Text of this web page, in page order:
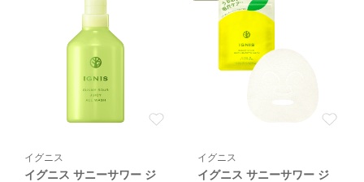
イグニス
イグニス サニーサワー ジ
イグニス
イグニス サニーサワー ジ